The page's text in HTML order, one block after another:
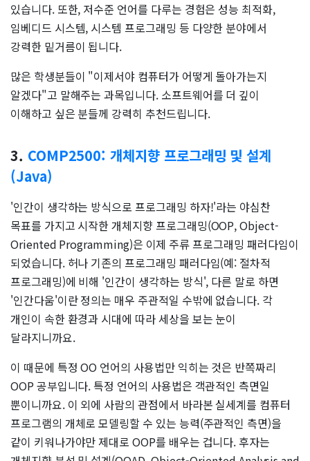
있습니다. 또한, 저수준 언어를 다루는 경험은 성능 최적화,
임베디드 시스템, 시스템 프로그래밍 등 다양한 분야에서
강력한 밑거름이 됩니다.
많은 학생분들이 "이제서야 컴퓨터가 어떻게 돌아가는지
알겠다"고 말해주는 과목입니다. 소프트웨어를 더 깊이
이해하고 싶은 분들께 강력히 추천드립니다.
3. COMP2500: 개체지향 프로그래밍 및 설계
(Java)
'인간이 생각하는 방식으로 프로그래밍 하자!'라는 야심찬
목표를 가지고 시작한 개체지향 프로그래밍(OOP, Object-
Oriented Programming)은 이제 주류 프로그래밍 패러다임이
되었습니다. 허나 기존의 프로그래밍 패러다임(예: 절차적
프로그래밍)에 비해 '인간이 생각하는 방식', 다른 말로 하면
'인간다움'이란 정의는 매우 주관적일 수밖에 없습니다. 각
개인이 속한 환경과 시대에 따라 세상을 보는 눈이
달라지니까요.
이 때문에 특정 OO 언어의 사용법만 익히는 것은 반쪽짜리
OOP 공부입니다. 특정 언어의 사용법은 객관적인 측면일
뿐이니까요. 이 외에 사람의 관점에서 바라본 실세계를 컴퓨터
프로그램의 개체로 모델링할 수 있는 능력(주관적인 측면)을
같이 키워나가야만 제대로 OOP를 배우는 겁니다. 후자는